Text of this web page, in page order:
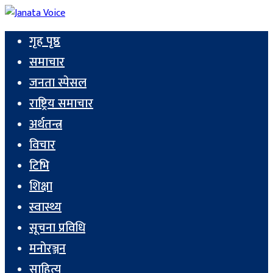
गृह पृष्ठ
समाचार
जनता स्पेसल
राष्ट्रिय समाचार
अर्थतन्त्र
विचार
टिभि
शिक्षा
स्वास्थ्य
सूचना प्रविधि
मनोरञ्जन